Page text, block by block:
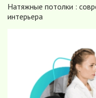
Натяжные потолки :
интерьера